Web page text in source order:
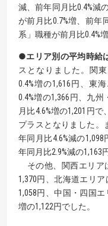
減、前年同月比0.4%減
が前月比0.7%増、前年
系」職種が前月比0.4%
●エリア別の平均時給
スとなりました。関
0.4%増の1,616円、東
0.4%増の1,366円、九
月比4.6%増の1,201円
プラスとなりました。
年同月比4.6%減の
年同月比2.9%減の1,163
その他、関西エリア
1,370円、北海道エリア
1,058円、中国・四国エ
増の1,122円でした。